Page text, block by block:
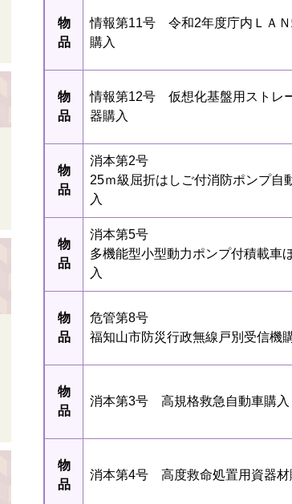
物
品
情報第11号 令和2年度庁内ＬＡＮ
購入
物
品
情報第12号 仮想化基盤用ストレ
器購入
物
品
消本第2号
25ｍ級屈折はしご付消防ポンプ自
入
物
品
消本第5号
多機能型小型動力ポンプ付積載車
入
物
品
危管第8号
福知山市防災行政無線戸別受信機
物
品
消本第3号 高規格救急自動車購入
物
品
消本第4号 高度救命処置用資器材